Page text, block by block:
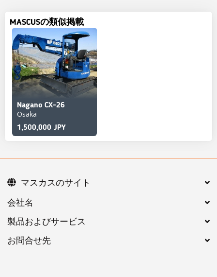
MASCUSの類似掲載
Nagano CX-26
Osaka
1,500,000 JPY
会社名
製品およびサービス
お問合せ先
マスカスのサイト